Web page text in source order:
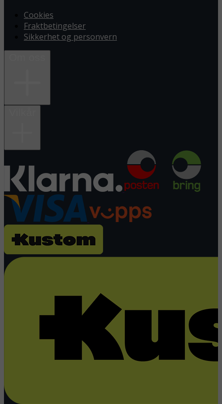
Cookies
Fraktbetingelser
Sikkerhet og personvern